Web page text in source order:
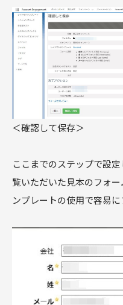
＜確認して保存＞
ここまでのステップで設
覧いただいた見本のフォ
ンプレートの使用で容易に